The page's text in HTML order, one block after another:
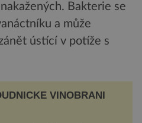
Bakterie se
a může
ústící v potíže s
VINOBRANÍ